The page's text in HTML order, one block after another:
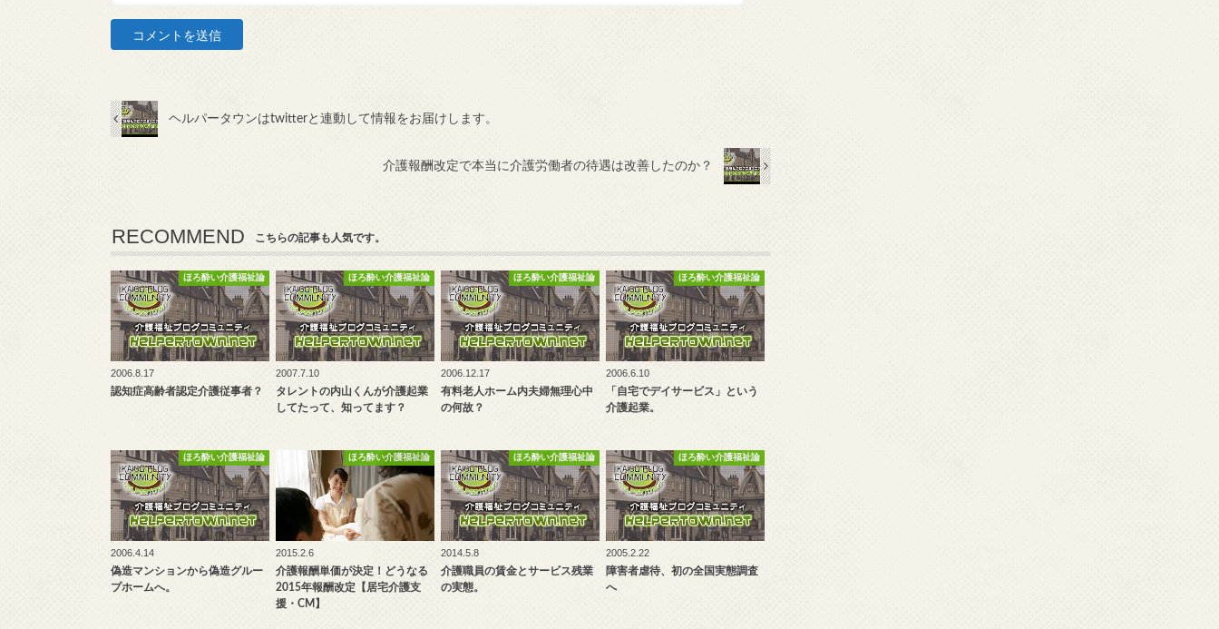
ヘルパータウンはtwitterと連動して情報をお届けします。
介護報酬改定で本当に介護労働者の待遇は改善したのか？
RECOMMEND こちらの記事も人気です。
ほろ酔い介護福祉論
2006.8.17
認知症高齢者認定介護従事者？
ほろ酔い介護福祉論
2007.7.10
タレントの内山くんが介護起業
してたって、知ってます？
ほろ酔い介護福祉論
2006.12.17
有料老人ホーム内夫婦無理心中
の何故？
ほろ酔い介護福祉論
2006.6.10
「自宅でデイサービス」という
介護起業。
ほろ酔い介護福祉論
2006.4.14
偽造マンションから偽造グルー
プホームへ。
ほろ酔い介護福祉論
2015.2.6
介護報酬単価が決定！どうなる
2015年報酬改定【居宅介護支
援・CM】
ほろ酔い介護福祉論
2014.5.8
介護職員の賃金とサービス残業
の実態。
ほろ酔い介護福祉論
2005.2.22
障害者虐待、初の全国実態調査
へ